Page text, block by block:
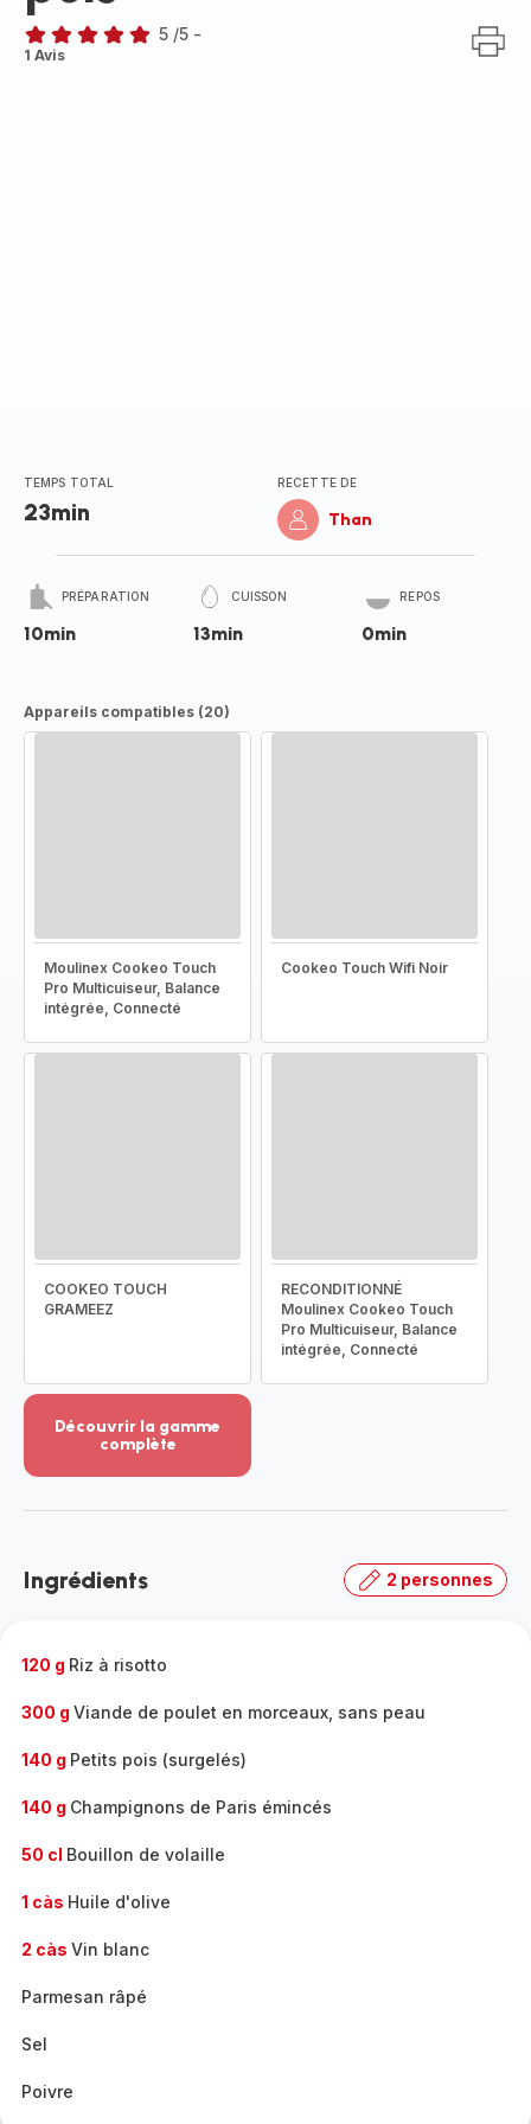
Avis
5 /5 -
1 Avis
TEMPS TOTAL
23min
RECETTE DE
Than
PRÉPARATION
10min
CUISSON
13min
REPOS
0min
Appareils compatibles (20)
Moulinex Cookeo Touch
Pro Multicuiseur, Balance
intégrée, Connecté
Cookeo Touch Wifi Noir
COOKEO TOUCH
GRAMEEZ
RECONDITIONNÉ
Moulinex Cookeo Touch
Pro Multicuiseur, Balance
intégrée, Connecté
Découvrir la gamme
complète
-
gamme
Ingrédients 2 personnes
120 g Riz à risotto
300 g Viande de poulet en morceaux, sans peau
140 g Petits pois (surgelés)
140 g Champignons de Paris émincés
50 cl Bouillon de volaille
1 càs Huile d'olive
2 càs Vin blanc
Parmesan râpé
Sel
Poivre